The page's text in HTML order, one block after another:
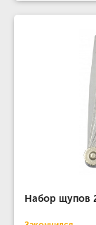
Набор щупов